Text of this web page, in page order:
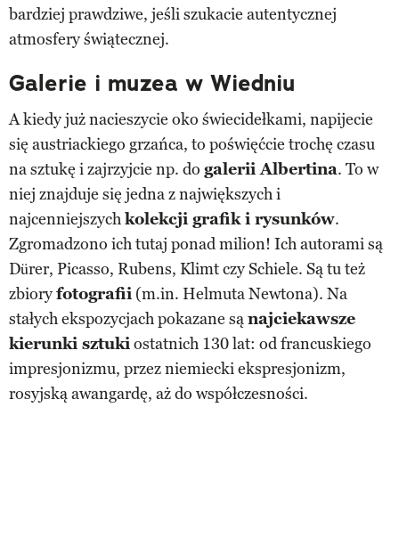
bardziej prawdziwe, jeśli szukacie autentycznej
atmosfery świątecznej.
Galerie i muzea w Wiedniu
A kiedy już nacieszycie oko świecidełkami, napijecie
się austriackiego grzańca, to poświęćcie trochę czasu
na sztukę i zajrzyjcie np. do galerii Albertina. To w
niej znajduje się jedna z największych i
najcenniejszychkolekcji grafik i rysunków.
Zgromadzono ich tutaj ponad milion! Ich autorami są
Dürer, Picasso, Rubens, Klimt czy Schiele. Są tu też
zbioryfotografii (m.in. Helmuta Newtona). Na
stałych ekspozycjach pokazane sąnajciekawsze
kierunki sztukiostatnich 130 lat: od francuskiego
impresjonizmu, przez niemiecki ekspresjonizm,
rosyjską awangardę, aż do współczesności.